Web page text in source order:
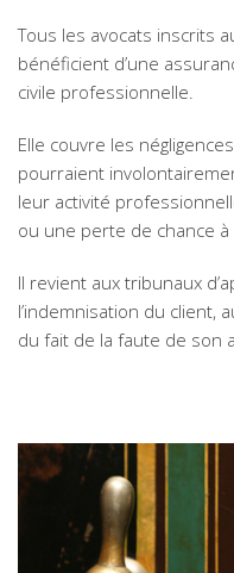
Tous les avocats inscrits
bénéficient d’une
civile professionnelle.
Elle couvre les
pourraient
leur activité
ou une perte de chance à
Il revient aux tribunaux
l’indemnisation du client,
du fait de la faute de son